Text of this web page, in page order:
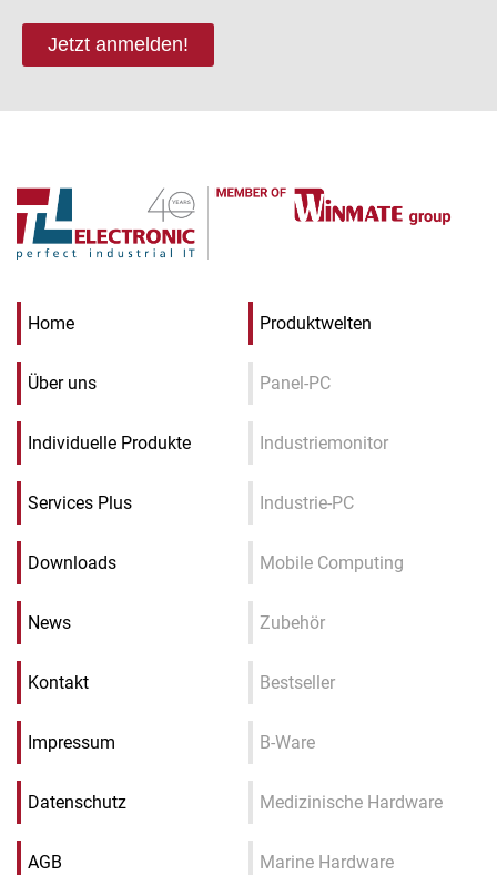
Jetzt anmelden!
Home
Über uns
Individuelle Produkte
Services Plus
Downloads
News
Kontakt
Impressum
Datenschutz
AGB
Produktwelten
Panel-PC
Industriemonitor
Industrie-PC
Mobile Computing
Zubehör
Bestseller
B-Ware
Medizinische Hardware
Marine Hardware